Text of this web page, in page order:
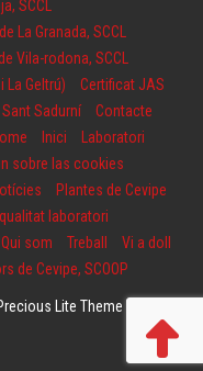
SCCL
La Granada, SCCL
Vila-rodona, SCCL
La Geltrú)
Certificat JAS
Sadurní
Contacte
Inici
Laboratori
sobre las cookies
Plantes de Cevipe
laboratori
Qui som Treball
Vi a doll
de Cevipe, SCOOP
Lite Theme by